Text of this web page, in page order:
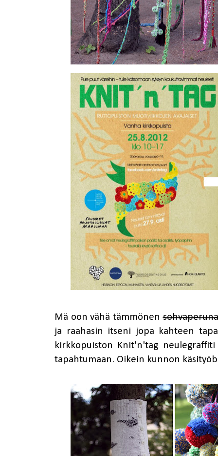
Mä oon vähä tämmönensohvaperuna
ja raahasin itseni jopa kahteen
kirkkopuiston Knit'n'tag
tapahtumaan. Oikein kunnon